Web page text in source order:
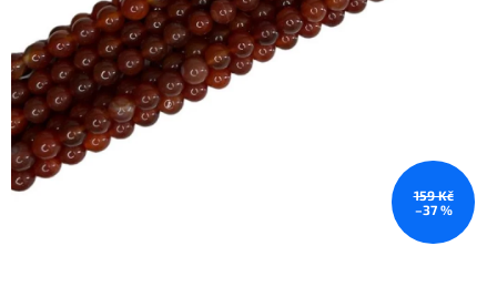
159 Kč
–37 %